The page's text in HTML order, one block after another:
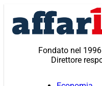
contenuto
Fondato nel
Direttore